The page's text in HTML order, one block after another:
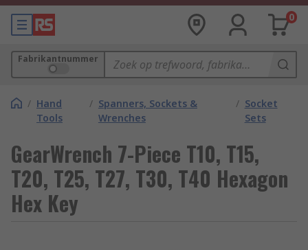
0
Fabrikantnummer
/ Hand
Tools
/ Spanners, Sockets &
Wrenches
/ Socket
Sets
GearWrench 7-Piece T10, T15,
T20, T25, T27, T30, T40 Hexagon
Hex Key